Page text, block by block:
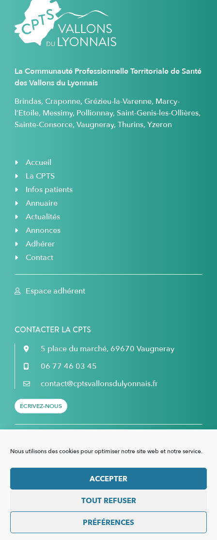
Nous utilisons des cookies pour optimiser notre site web et notre service.
ACCEPTER
TOUT REFUSER
PRÉFÉRENCES
La Communauté Professionnelle Territoriale de Santé
des Vallons du Lyonnais
Brindas, Craponne, Grézieu-la-Varenne, Marcy-
l’Etoile, Messimy, Pollionnay, Saint-Genis-les-Ollières,
Sainte-Consorce, Vaugneray, Thurins, Yzeron
Accueil
La CPTS
Infos patients
Annuaire
Actualités
Annonces
Adhérer
Contact
Espace adhérent
CONTACTER LA CPTS
5 place du marché, 69670 Vaugneray
06 77 46 03 45
contact@cptsvallonsdulyonnais.fr
ÉCRIVEZ-NOUS
Mentions légales–Politique de confidentialité–Politique de cookies
dans les Monts du Lyonnais, par
PRINT WEB PHOTO VIDEO